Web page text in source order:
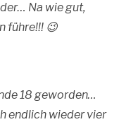
Na wie gut,
führe!!! 😉
18 geworden…
endlich wieder vier